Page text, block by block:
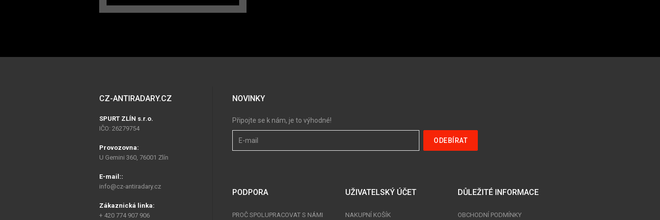
CZ-ANTIRADARY.CZ
SPURT ZLÍN s.r.o.
IČO: 26279754
Provozovna:
U Gemini 360, 76001 Zlín
E-mail::
info@cz-antiradary.cz
Zákaznická linka:
+ 420 774 907 906
NOVINKY
Připojte se k nám, je to výhodné!
PODPORA
PROČ SPOLUPRACOVAT S NÁMI
UŽIVATELSKÝ ÚČET
NAKUPNÍ KOŠÍK
DŮLEŽITÉ INFORMACE
OBCHODNÍ PODMÍNKY